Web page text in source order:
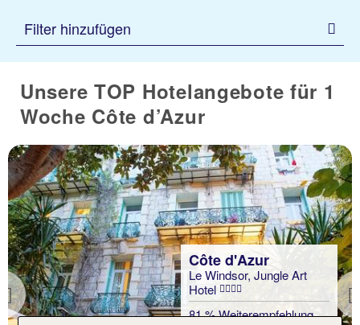
Filter hinzufügen
Unsere TOP Hotelangebote für 1
Woche Côte d’Azur
Previous
Côte d'Azur
Le Windsor, Jungle Art
Hotel
81 % Weiterempfehlung